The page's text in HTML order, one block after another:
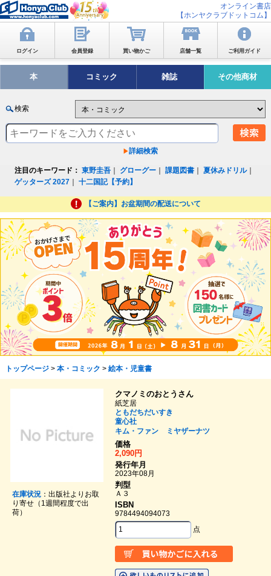
オンライン書店
【ホンヤクラブドットコム】
ログイン 会員登録 買い物かご 店舗一覧 ご利用ガイド
本 コミック 雑誌 その他商材
検索
詳細検索
注目のキーワード： 東野圭吾 グローグー ｜課題図書 ｜夏休みドリル｜
ゲッターズ 2027 ｜十二国記【予約】
【ご案内】お盆期間の配送について
トップページ> 本・コミック > 絵本・児童書
在庫状況：出版社よりお取
り寄せ（1週間程度で出
荷）
クマノミのおとうさん
紙芝居
ともだちだいすき
童心社
キム・ファン
ミヤザーナツ
価格
2,090円
発行年月
2023年08月
判型
Ａ３
ISBN
9784494094073
点